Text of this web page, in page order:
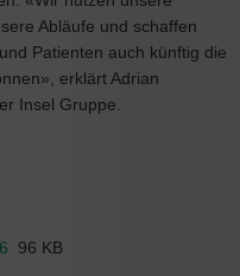
Abläufe und schaffen
Patienten auch künftig die
erklärt Adrian
Insel Gruppe.
96 KB